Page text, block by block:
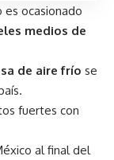
ocasionado
medios de
de aire frío se
fuertes con
al final del